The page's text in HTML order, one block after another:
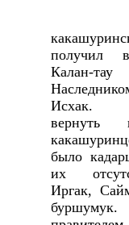
получил
Калан-
Исхак.
вернуть
было
их
Иргак,